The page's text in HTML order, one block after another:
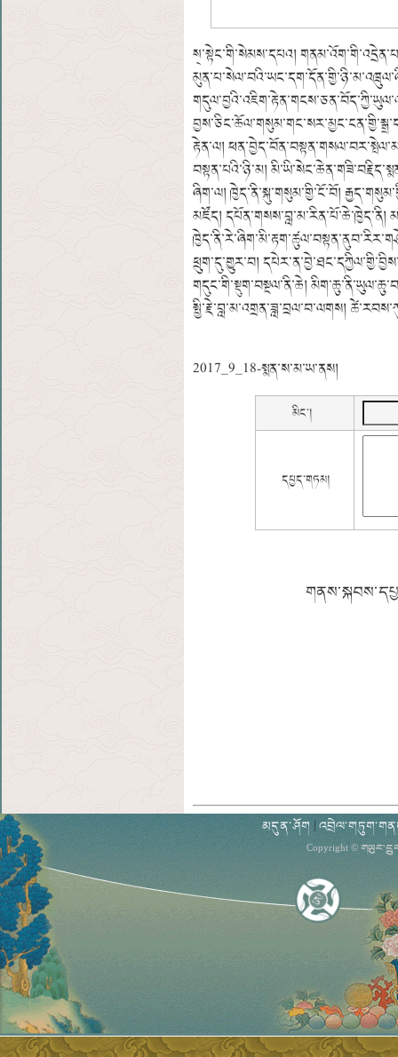
ས྄་སྟེང་གི་སེམས་དཔའ།
རྟེན་ལ།
བསྟན་པའི་ཉི་མ།
ཞིག་ལ། ཁྱེད་ནི་སྐུ་གསུམ་གྱི་ངོ་བོ།
མཛོད། དཔོན་གསས་བླ་མ་རིན་པོ་ཆེ་ཁྱེད་ནི།
ཕྲུག་དུ་གྱུར་བ།
གདུང་གི་སྡུག་བསྔལ་ནི་ཆེ།
སྤྱི་རྗེ་བླ་མ་འགྲན་ཟླ་བྲལ་བ་ལགས།
2017_9_18-སྨན་ས་མ་ཡ་ནས།